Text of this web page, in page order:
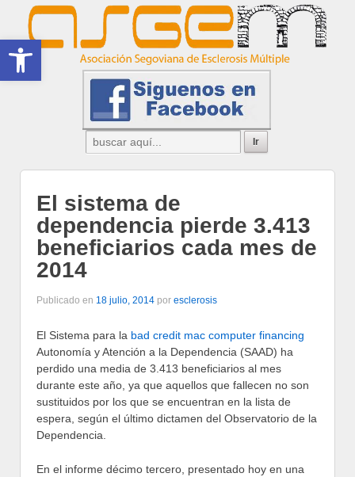
Abrir barra de herramientas
El sistema de
dependencia pierde 3.413
beneficiarios cada mes de
2014
Publicado en 18 julio, 2014 por esclerosis
El Sistema para la bad credit mac computer financing
Autonomía y Atención a la Dependencia (SAAD) ha
perdido una media de 3.413 beneficiarios al mes
durante este año, ya que aquellos que fallecen no son
sustituidos por los que se encuentran en la lista de
espera, según el último dictamen del Observatorio de la
Dependencia.
En el informe décimo tercero, presentado hoy en una